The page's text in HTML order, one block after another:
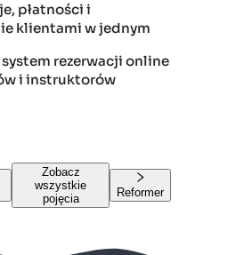
płatności i
klientami w jednym
rezerwacji online
i instruktorów
Zobacz
wszystkie
pojęcia
Reformer